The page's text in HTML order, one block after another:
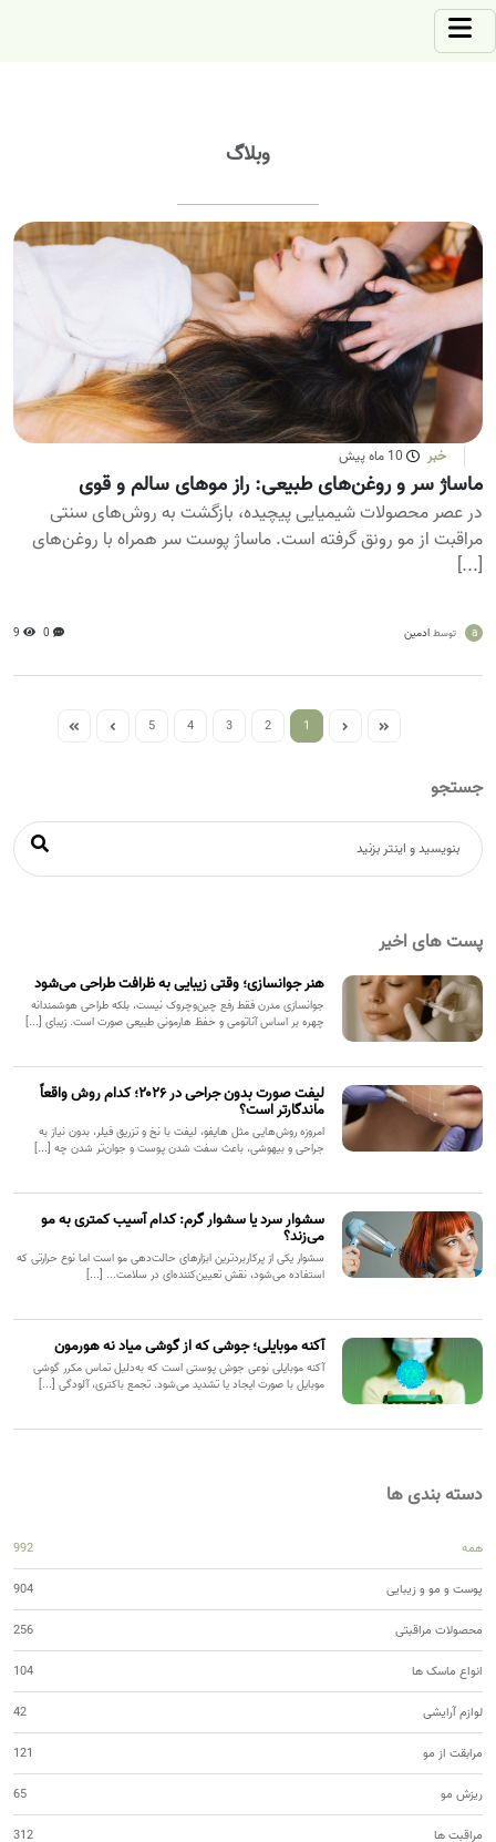
وبلاگ
خبر 10 ماه پیش
ماساژ سر و روغن‌های طبیعی: راز موهای سالم و قوی
در عصر محصولات شیمیایی پیچیده، بازگشت به روش‌های سنتی
مراقبت از مو رونق گرفته است. ماساژ پوست سر همراه با روغن‌های
[...]
a توسط ادمین 0
9
1
2
3
4
5
جستجو
پست های اخیر
هنر جوانسازی؛ وقتی زیبایی به ظرافت طراحی می‌شود
جوانسازی مدرن فقط رفع چین‌وچروک نیست، بلکه طراحی هوشمندانه
چهره بر اساس آناتومی و حفظ هارمونی طبیعی صورت است. زیبای [...]
لیفت صورت بدون جراحی در ۲۰۲۶؛ کدام روش واقعاً
ماندگارتر است؟
امروزه روش‌هایی مثل هایفو، لیفت با نخ و تزریق فیلر، بدون نیاز به
جراحی و بیهوشی، باعث سفت شدن پوست و جوان‌تر شدن چه [...]
سشوار سرد یا سشوار گرم: کدام آسیب کمتری به مو
می‌زند؟
سشوار یکی از پرکاربردترین ابزارهای حالت‌دهی مو است اما نوع حرارتی که
استفاده می‌شود، نقش تعیین‌کننده‌ای در سلامت... [...]
آکنه موبایلی؛ جوشی که از گوشی میاد نه هورمون
آکنه موبایلی نوعی جوش پوستی است که به‌دلیل تماس مکرر گوشی
موبایل با صورت ایجاد یا تشدید می‌شود. تجمع باکتری، آلودگی [...]
دسته بندی ها
همه 992
پوست و مو و زیبایی 904
محصولات مراقبتی 256
انواع ماسک ها 104
لوازم آرایشی 42
مرابقت از مو 121
ریزش مو 65
مراقبت ها 312